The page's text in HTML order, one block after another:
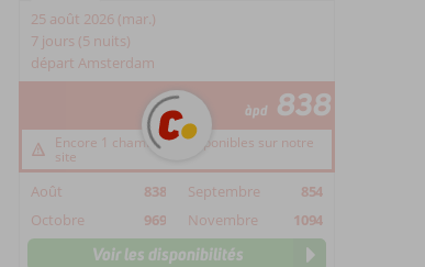
25 août 2026 (mar.)
7 jours (5 nuits)
départ Amsterdam
àpd 838
Encore 1 chambre(s) disponibles sur notre
site
Août 838 Septembre
854
Octobre
969 Novembre 1094
Voir les disponibilités